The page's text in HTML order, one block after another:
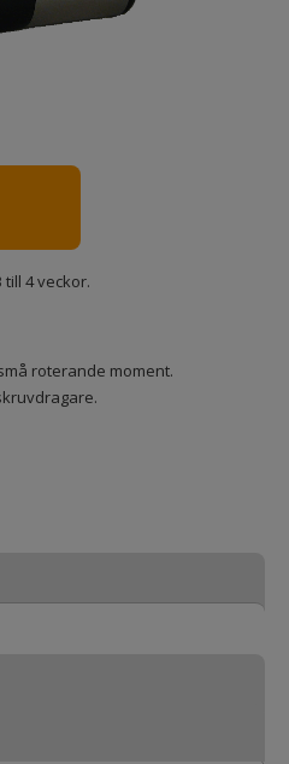
4 veckor.
roterande moment.